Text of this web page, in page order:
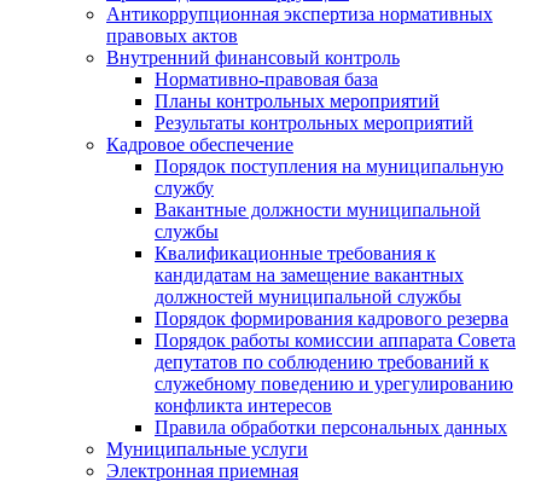
Антикоррупционная экспертиза нормативных
правовых актов
Внутренний финансовый контроль
Нормативно-правовая база
Планы контрольных мероприятий
Результаты контрольных мероприятий
Кадровое обеспечение
Порядок поступления на муниципальную
службу
Вакантные должности муниципальной
службы
Квалификационные требования к
кандидатам на замещение вакантных
должностей муниципальной службы
Порядок формирования кадрового резерва
Порядок работы комиссии аппарата Совета
депутатов по соблюдению требований к
служебному поведению и урегулированию
конфликта интересов
Правила обработки персональных данных
Муниципальные услуги
Электронная приемная